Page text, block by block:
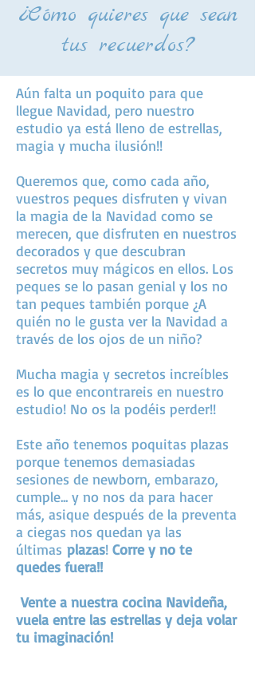
¿Cómo quieres que sean
tus recuerdos?
Aún falta un poquito para que
llegue Navidad, pero nuestro
estudio ya está lleno de estrellas,
magia y mucha ilusión!!
Queremos que, como cada año,
vuestros peques disfruten y vivan
la magia de la Navidad como se
merecen, que disfruten en nuestros
decorados y que descubran
secretos muy mágicos en ellos. Los
peques se lo pasan genial y los no
tan peques también porque ¿A
quién no le gusta ver la Navidad a
través de los ojos de un niño?
Mucha magia y secretos increíbles
es lo que encontrareis en nuestro
estudio! No os la podéis perder!!
Este año tenemos poquitas plazas
porque tenemos demasiadas
sesiones de newborn, embarazo,
cumple... y no nos da para hacer
más, asique después de la preventa
a ciegas nos quedan ya las
últimas plazas! Corre y no te
quedes fuera!!
Vente a nuestra cocina Navideña,
vuela entre las estrellas y deja volar
tu imaginación!